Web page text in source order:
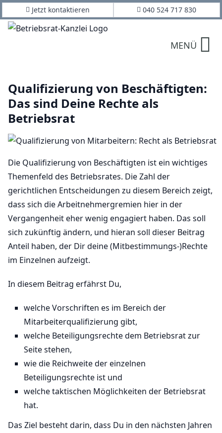
Jetzt kontaktieren 040 524 717 830
MENÜ
Qualifizierung von Beschäftigten:
Das sind Deine Rechte als
Betriebsrat
Die Qualifizierung von Beschäftigten ist ein wichtiges
Themenfeld des Betriebsrates. Die Zahl der
gerichtlichen Entscheidungen zu diesem Bereich zeigt,
dass sich die Arbeitnehmergremien hier in der
Vergangenheit eher wenig engagiert haben. Das soll
sich zukünftig ändern, und hieran soll dieser Beitrag
Anteil haben, der Dir deine (Mitbestimmungs-)Rechte
im Einzelnen aufzeigt.
In diesem Beitrag erfährst Du,
welche Vorschriften es im Bereich der
Mitarbeiterqualifizierung gibt,
welche Beteiligungsrechte dem Betriebsrat zur
Seite stehen,
wie die Reichweite der einzelnen
Beteiligungsrechte ist und
welche taktischen Möglichkeiten der Betriebsrat
hat.
Das Ziel besteht darin, dass Du in den nächsten Jahren